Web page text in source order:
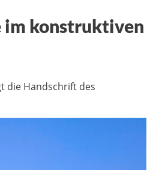
im konstruktiven
die Handschrift des